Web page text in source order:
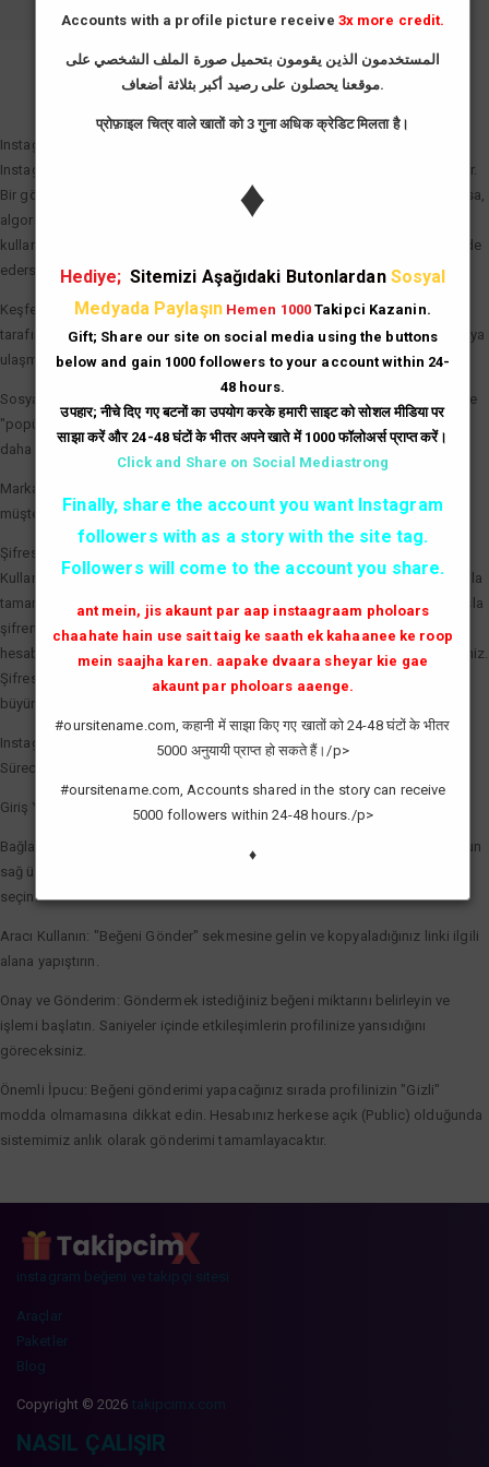
GIRIŞ YAP
Instagram Beğeni Hilesi Neden Önemli?
Instagram algoritması "etkileşim hızı" (engagement rate) prensibiyle çalışır.
Bir gönderi paylaşıldıktan sonraki ilk dakikalarda ne kadar çok beğeni alırsa,
algoritma bu içeriği "değerli" olarak tanımlar. Instagram beğeni hilesi
kullanarak gönderilerinize bu ilk ivmeyi kazandırdığınızda şu avantajları elde
edersiniz:
Keşfet (Explore) Etkisi: Beğeni sayısı hızla artan gönderiler, Instagram
tarafından Keşfet sayfasına taşınır. Bu da binlerce yeni ve organik kullanıcıya
ulaşmanız demektir.
Sosyal Kanıt (Social Proof): Çok beğenilen bir gönderi, kullanıcılar üzerinde
"popüler ve güvenilir" imajı yaratır. İnsanlar, beğenisi yüksek olan içerikleri
daha dikkatli inceleme eğilimindedir.
Marka Prestiji: İşletme hesapları için yüksek beğeni sayıları, potansiyel
müşterilere markanın aktif ve tercih edilen bir marka olduğunu kanıtlar.
Şifresiz ve Güvenli Beğeni Artırma
Kullanıcıların en büyük çekincesi olan hesap güvenliği, profesyonel araçlarla
tamamen çözülmüştür. Kaliteli bir Instagram beğeni hilesi servisi sizden asla
şifrenizi talep etmez. Sadece gönderinizin linkini (bağlantısını) kullanarak,
hesabınızın güvenliğini tehlikeye atmadan etkileşim sayılarınızı artırabilirsiniz.
Şifresiz işlem, hesabınızın spam olarak işaretlenmesini önler ve doğal bir
büyüme görünümü sağlar.
Instagram Beğeni Hilesi Nasıl Yapılır?
Süreci en verimli şekilde yönetmek için şu basit adımları izleyebilirsiniz:
Giriş Yapın: Sisteme giriş yaparak saatlik yenilenen kredilerinizi aktif edin.
Bağlantıyı Kopyalayın: Beğeni göndermek istediğiniz fotoğraf veya videonun
sağ üst köşesindeki üç noktaya tıklayarak "Bağlantıyı Kopyala" seçeneğini
seçin.
Aracı Kullanın: "Beğeni Gönder" sekmesine gelin ve kopyaladığınız linki ilgili
alana yapıştırın.
Onay ve Gönderim: Göndermek istediğiniz beğeni miktarını belirleyin ve
işlemi başlatın. Saniyeler içinde etkileşimlerin profilinize yansıdığını
göreceksiniz.
Önemli İpucu: Beğeni gönderimi yapacağınız sırada profilinizin "Gizli"
modda olmamasına dikkat edin. Hesabınız herkese açık (Public) olduğunda
sistemimiz anlık olarak gönderimi tamamlayacaktır.
instagram beğeni ve takipçi sitesi
Araçlar
Paketler
Blog
Copyright © 2026 takipcimx.com
NASIL ÇALIŞIR
Accounts with a profile picture receive 3x more credit.
المستخدمون الذين يقومون بتحميل صورة الملف الشخصي على
موقعنا يحصلون على رصيد أكبر بثلاثة أضعاف.
प्रोफ़ाइल चित्र वाले खातों को 3 गुना अधिक क्रेडिट मिलता है।
♦
Hediye; Sitemizi Aşağıdaki Butonlardan Sosyal
Medyada Paylaşın Hemen 1000 Takipci Kazanin.
Gift; Share our site on social media using the buttons
below and gain 1000 followers to your account within 24-
48 hours.
उपहार; नीचे दिए गए बटनों का उपयोग करके हमारी साइट को सोशल मीडिया पर
साझा करें और 24-48 घंटों के भीतर अपने खाते में 1000 फॉलोअर्स प्राप्त करें।
Click and Share on Social Mediastrong
Finally, share the account you want Instagram
followers with as a story with the site tag.
Followers will come to the account you share.
ant mein, jis akaunt par aap instaagraam pholoars
chaahate hain use sait taig ke saath ek kahaanee ke roop
mein saajha karen. aapake dvaara sheyar kie gae
akaunt par pholoars aaenge.
#oursitename.com, कहानी में साझा किए गए खातों को 24-48 घंटों के भीतर
5000 अनुयायी प्राप्त हो सकते हैं।/p>
#oursitename.com, Accounts shared in the story can receive
5000 followers within 24-48 hours./p>
♦